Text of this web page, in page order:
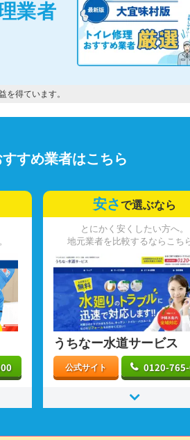
業者
得ています。
すめ業者はこちら
安さで選ぶなら
とにかく安くしたい方へ。
地元業者を比較するならこち
うちなー水道サービス
公式サイト 0120-